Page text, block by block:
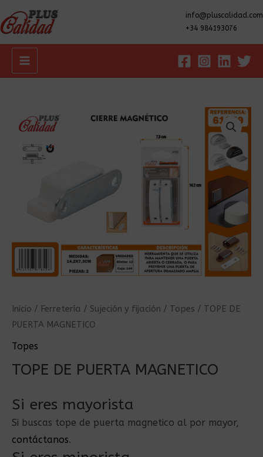
info@pluscalidad.com
+34 984193076
Main
Inicio / Ferretería / Sujeción y fijación / Topes / TOPE DE
PUERTA MAGNETICO
Topes
TOPE DE PUERTA MAGNETICO
Si eres mayorista
Si buscas tope de puerta magnetico al por mayor,
contáctanos.